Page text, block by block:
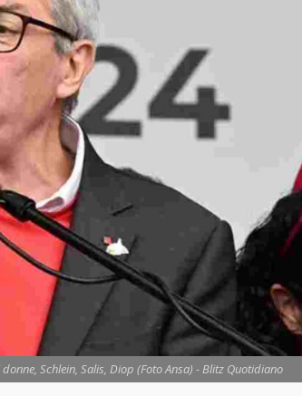
Schlein, Salis, Diop (Foto Ansa) - Blitz Quotidiano